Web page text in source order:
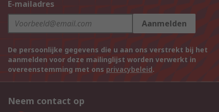
E-mailadres
Aanmelden
De persoonlijke gegevens die u aan ons verstrekt bij het
aanmelden voor deze mailinglijst worden verwerkt in
overeenstemming met ons privacybeleid.
Neem contact op